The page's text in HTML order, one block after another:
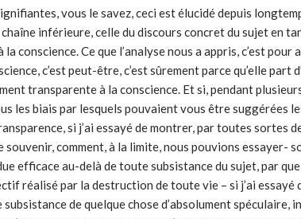
vous le savez, ceci est élucidé depuis
inférieure, celle du discours concret du sujet en
la conscience. Ce que l’analyse nous a appris, c’est pour
c’est peut-être, c’est sûrement parce qu’elle part
transparente à la conscience. Et si, pendant
les biais par lesquels pouvaient vous être suggérées
si j’ai essayé de montrer, par toutes sortes
comment, à la limite, nous pouvions essayer-
efficace au-delà de toute subsistance du sujet, par
réalisé par la destruction de toute vie – si j’ai essayé
subsistance de quelque chose d’absolument spéculaire,